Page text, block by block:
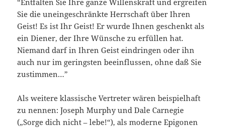
“Entfalten Sie Ihre ganze Willenskraft und ergreifen
Sie die uneingeschränkte Herrschaft über Ihren
Geist! Es ist Ihr Geist! Er wurde Ihnen geschenkt als
ein Diener, der Ihre Wünsche zu erfüllen hat.
Niemand darf in Ihren Geist eindringen oder ihn
auch nur im geringsten beeinflussen, ohne daß Sie
zustimmen…”
Als weitere klassische Vertreter wären beispielhaft
zu nennen: Joseph Murphy und Dale Carnegie
(„Sorge dich nicht – lebe!“), als moderne Epigonen